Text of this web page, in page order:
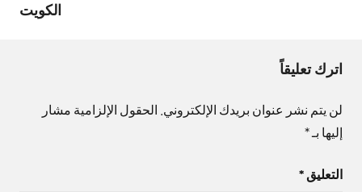
الكويت
اترك تعليقاً
لن يتم نشر عنوان بريدك الإلكتروني. الحقول الإلزامية مشار
إليها بـ*
التعليق *